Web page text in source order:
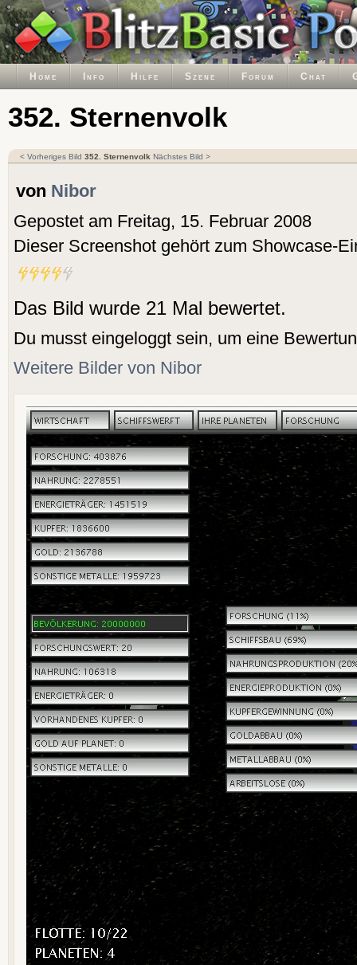
Home Info Hilfe Szene Forum Chat
352. Sternenvolk
< Vorheriges Bild 352. Sternenvolk Nächstes Bild >
von Nibor
Gepostet am Freitag, 15. Februar 2008
Dieser Screenshot gehört zum Showcase-
Das Bild wurde 21 Mal bewertet.
Du musst eingeloggt sein, um eine
Weitere Bilder von Nibor